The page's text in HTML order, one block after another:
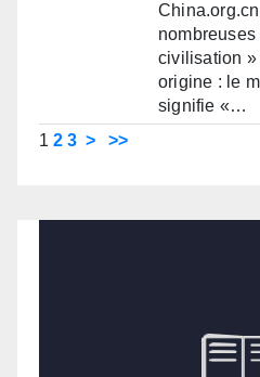
civilisation »
origine : le
signifie «…
1 2 3 > >>